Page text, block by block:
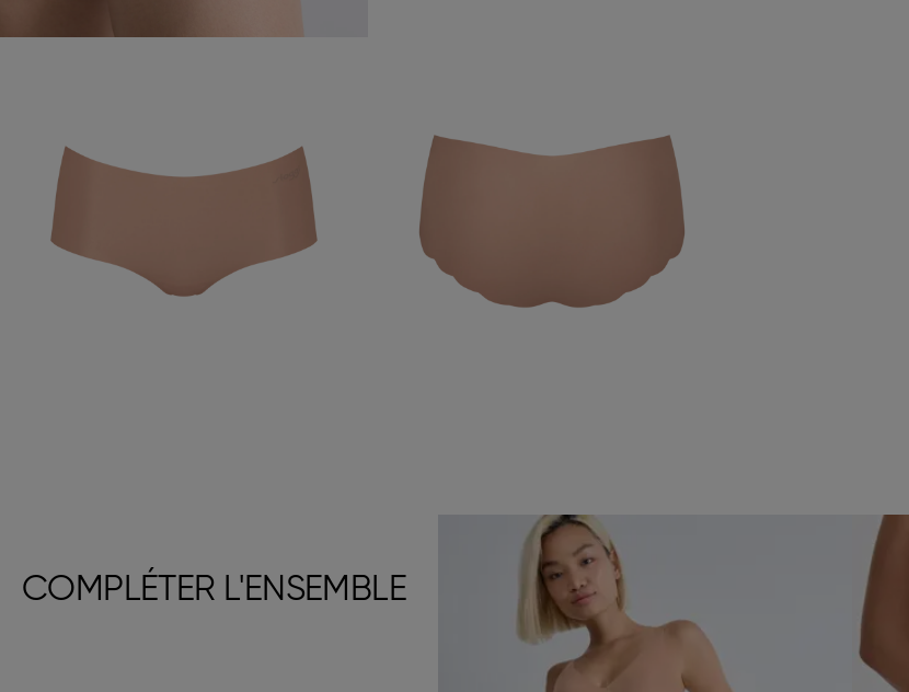
COMPLÉTER L'ENSEMBLE